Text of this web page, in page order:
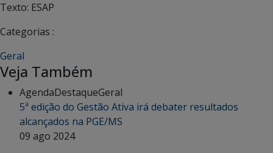
Texto: ESAP
Categorias :
Geral
Veja Também
AgendaDestaqueGeral
5ª edição do Gestão Ativa irá debater resultados
alcançados na PGE/MS
09 ago 2024